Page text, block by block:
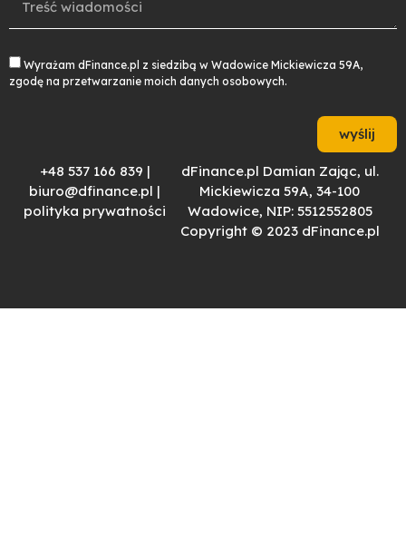
Wyrażam dFinance.pl z siedzibą w Wadowice Mickiewicza 59A,
zgodę na przetwarzanie moich danych osobowych.
wyślij
+48 537 166 839 |
biuro@dfinance.pl |
polityka prywatności
dFinance.pl Damian Zając, ul.
Mickiewicza 59A, 34-100
Wadowice, NIP: 5512552805
Copyright © 2023 dFinance.pl